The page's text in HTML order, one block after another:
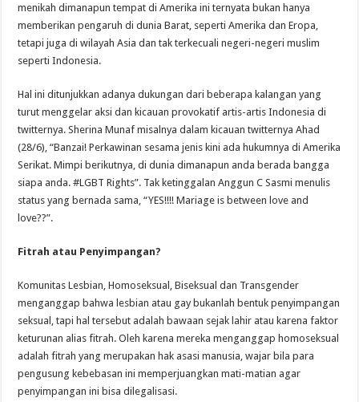
menikah dimanapun tempat di Amerika ini ternyata bukan hanya
memberikan pengaruh di dunia Barat, seperti Amerika dan Eropa,
tetapi juga di wilayah Asia dan tak terkecuali negeri-negeri muslim
seperti Indonesia.
Hal ini ditunjukkan adanya dukungan dari beberapa kalangan yang
turut menggelar aksi dan kicauan provokatif artis-artis Indonesia di
twitternya. Sherina Munaf misalnya dalam kicauan twitternya Ahad
(28/6), “Banzai! Perkawinan sesama jenis kini ada hukumnya di Amerika
Serikat. Mimpi berikutnya, di dunia dimanapun anda berada bangga
siapa anda. #LGBT Rights”. Tak ketinggalan Anggun C Sasmi menulis
status yang bernada sama, “YES!!!! Mariage is between love and
love??”.
Fitrah atau Penyimpangan?
Komunitas Lesbian, Homoseksual, Biseksual dan Transgender
menganggap bahwa lesbian atau gay bukanlah bentuk penyimpangan
seksual, tapi hal tersebut adalah bawaan sejak lahir atau karena faktor
keturunan alias fitrah. Oleh karena mereka menganggap homoseksual
adalah fitrah yang merupakan hak asasi manusia, wajar bila para
pengusung kebebasan ini memperjuangkan mati-matian agar
penyimpangan ini bisa dilegalisasi.